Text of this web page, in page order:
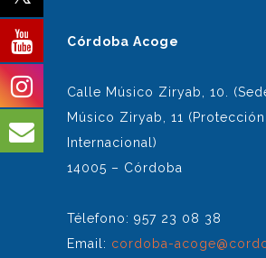
Córdoba Acoge
Calle Músico Ziryab, 10.
Músico Ziryab, 11 (Protección
Internacional)
14005 – Córdoba
Télefono: 957 23 08 38
Email: cordoba-